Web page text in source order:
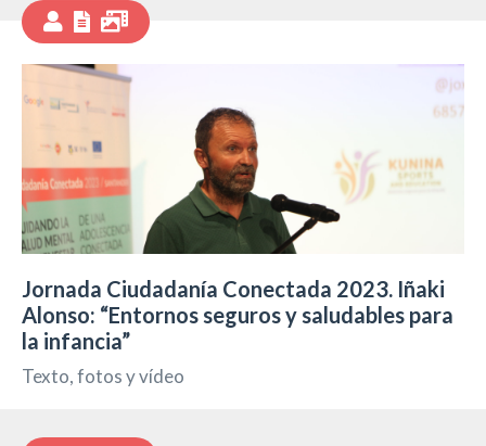
Jornada Ciudadanía Conectada 2023. Iñaki
Alonso: “Entornos seguros y saludables para
la infancia”
Texto, fotos y vídeo